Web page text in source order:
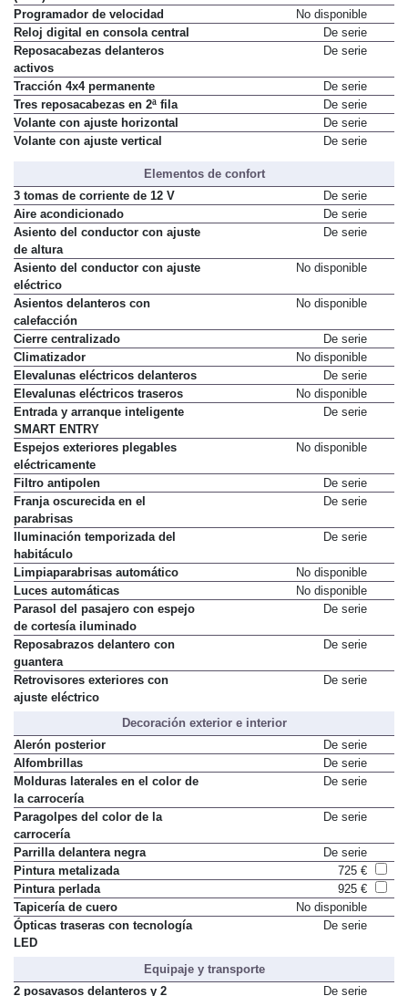
Programador de velocidad
No disponible
Reloj digital en consola central
De serie
Reposacabezas delanteros
activos
De serie
Tracción 4x4 permanente
De serie
Tres reposacabezas en 2ª fila
De serie
Volante con ajuste horizontal
De serie
Volante con ajuste vertical
De serie
Elementos de confort
3 tomas de corriente de 12 V
De serie
Aire acondicionado
De serie
Asiento del conductor con ajuste
de altura
De serie
Asiento del conductor con ajuste
eléctrico
No disponible
Asientos delanteros con
calefacción
No disponible
Cierre centralizado
De serie
Climatizador
No disponible
Elevalunas eléctricos delanteros
De serie
Elevalunas eléctricos traseros
No disponible
Entrada y arranque inteligente
SMART ENTRY
De serie
Espejos exteriores plegables
eléctricamente
No disponible
Filtro antipolen
De serie
Franja oscurecida en el
parabrisas
De serie
Iluminación temporizada del
habitáculo
De serie
Limpiaparabrisas automático
No disponible
Luces automáticas
No disponible
Parasol del pasajero con espejo
de cortesía iluminado
De serie
Reposabrazos delantero con
guantera
De serie
Retrovisores exteriores con
ajuste eléctrico
De serie
Decoración exterior e interior
Alerón posterior
De serie
Alfombrillas
De serie
Molduras laterales en el color de
la carrocería
De serie
Paragolpes del color de la
carrocería
De serie
Parrilla delantera negra
De serie
Pintura metalizada
725 €
Pintura perlada
925 €
Tapicería de cuero
No disponible
Ópticas traseras con tecnología
LED
De serie
Equipaje y transporte
2 posavasos delanteros y 2
De serie